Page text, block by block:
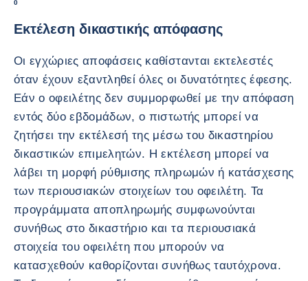
0
Εκτέλεση δικαστικής απόφασης
Οι εγχώριες αποφάσεις καθίστανται εκτελεστές
όταν έχουν εξαντληθεί όλες οι δυνατότητες έφεσης.
Εάν ο οφειλέτης δεν συμμορφωθεί με την απόφαση
εντός δύο εβδομάδων, ο πιστωτής μπορεί να
ζητήσει την εκτέλεσή της μέσω του δικαστηρίου
δικαστικών επιμελητών. Η εκτέλεση μπορεί να
λάβει τη μορφή ρύθμισης πληρωμών ή κατάσχεσης
των περιουσιακών στοιχείων του οφειλέτη. Τα
προγράμματα αποπληρωμής συμφωνούνται
συνήθως στο δικαστήριο και τα περιουσιακά
στοιχεία του οφειλέτη που μπορούν να
κατασχεθούν καθορίζονται συνήθως ταυτόχρονα.